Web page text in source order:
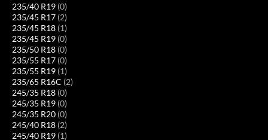
235/40 R19 (0)
235/45 R17 (2)
235/45 R18 (1)
235/45 R19 (0)
235/50 R18 (0)
235/55 R17 (0)
235/55 R19 (1)
235/65 R16C (2)
245/35 R18 (0)
245/35 R19 (0)
245/35 R20 (0)
245/40 R18 (2)
245/40 R19 (1)